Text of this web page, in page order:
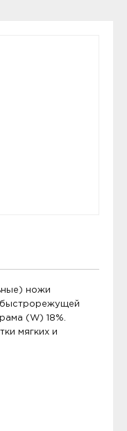
ножи
быстрорежущей
(W) 18%.
мягких и